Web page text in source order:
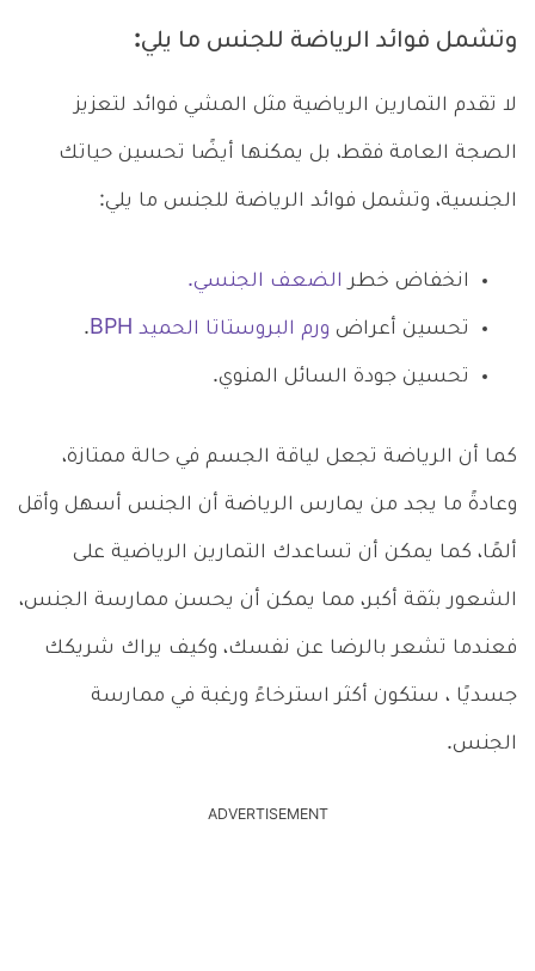
وتشمل فوائد الرياضة للجنس ما يلي:
لا تقدم التمارين الرياضية مثل المشي فوائد لتعزيز
الصجة العامة فقط، بل يمكنها أيضًا تحسين حياتك
الجنسية، وتشمل فوائد الرياضة للجنس ما يلي:
انخفاض خطر الضعف الجنسي.
تحسين أعراض ورم البروستاتا الحميد BPH .
تحسين جودة السائل المنوي.
كما أن الرياضة تجعل لياقة الجسم في حالة ممتازة،
وعادةً ما يجد من يمارس الرياضة أن الجنس أسهل وأقل
ألمًا، كما يمكن أن تساعدك التمارين الرياضية على
الشعور بثقة أكبر، مما يمكن أن يحسن ممارسة الجنس،
فعندما تشعر بالرضا عن نفسك، وكيف يراك شريكك
جسديًا ، ستكون أكثر استرخاءً ورغبة في ممارسة
الجنس.
ADVERTISEMENT